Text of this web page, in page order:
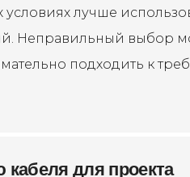
лучше
Неправильный выбор
подходить к
для проекта